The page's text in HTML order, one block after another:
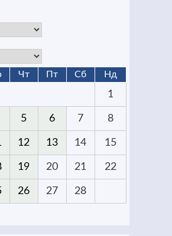
Чт Пт Сб Нд
1
5 6 7 8
12 13 14 15
19 20 21 22
26 27 28